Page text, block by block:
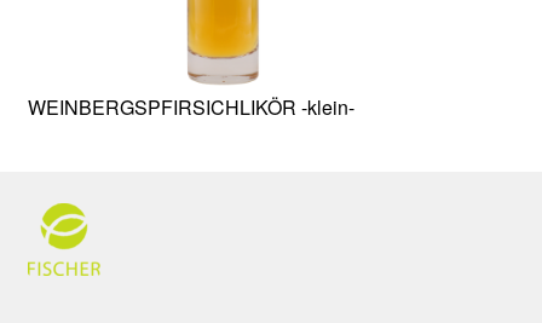
WEINBERGSPFIRSICHLIKÖR -klein-